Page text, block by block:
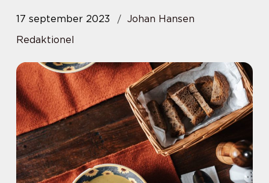
17 september 2023
Johan Hansen
Redaktionel